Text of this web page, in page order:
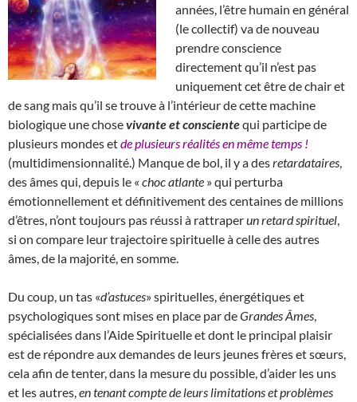
années, l’être humain en général
(le collectif) va de nouveau
prendre conscience
directement qu’il n’est pas
uniquement cet être de chair et
de sang mais qu’il se trouve à l’intérieur de cette machine
biologique une chosevivante et conscientequi participe de
plusieurs mondes etde plusieurs réalités en même temps !
(multidimensionnalité.) Manque de bol, il y a desretardataires
des âmes qui, depuis le « choc atlante » qui perturba
émotionnellement et définitivement des centaines de millions
d’êtres, n’ont toujours pas réussi à rattraperun retard spirituel
si on compare leur trajectoire spirituelle à celle des autres
âmes, de la majorité, en somme.
Du coup, un tas «d’astuces» spirituelles, énergétiques et
psychologiques sont mises en place par deGrandes Âmes
spécialisées dans l’Aide Spirituelle et dont le principal plaisir
est de répondre aux demandes de leurs jeunes frères et sœurs,
cela afin de tenter, dans la mesure du possible, d’aider les uns
et les autres, en tenant compte de leurs limitations et problèmes